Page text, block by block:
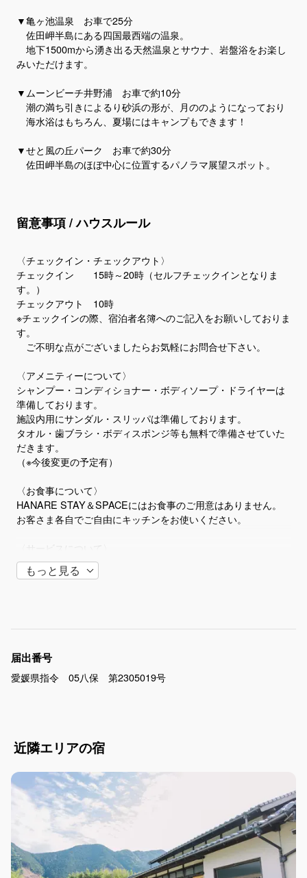
▼亀ヶ池温泉 お車で25分
佐田岬半島にある四国最西端の温泉。
地下1500mから湧き出る天然温泉とサウナ、岩盤浴をお楽し
みいただけます。
▼ムーンビーチ井野浦 お車で約10分
潮の満ち引きによるり砂浜の形が、月ののようになっており
海水浴はもちろん、夏場にはキャンプもできます！
▼せと風の丘パーク お車で約30分
留意事項 / ハウスルール
〈チェックイン・チェックアウト〉​​​​​​
チェックイン 15時～20時（セルフチェックインとなりま
す。）
チェックアウト 10時​
※チェックインの際、宿泊者名簿へのご記入をお願いしておりま
す。
ご不明な点がございましたらお気軽にお問合せ下さい。
〈アメニティーについて〉​​​​​​
​シャンプー・コンディショナー・ボディソープ・ドライヤーは
準備しております。
​施設内用にサンダル・スリッパは準備しております。
タオル・歯ブラシ・ボディスポンジ等も無料で準備させていた
だきます。
（※今後変更の予定有）​
〈お食事について〉​​​​​​
​HANARE STAY＆SPACEにはお食事のご用意はありません。
お客さま各自でご自由にキッチンをお使いください。​
〈サービスについて〉​​​​​​
​無料のWi-Fiサービスをご提供しております。
​7泊未満はシーツの交換・清掃はございません。お洗濯は洗濯乾
​スタッフは常駐しておりません。
が宿指定駐車場をご利用下さい。
テレビはございません。グループとの会話や田舎の静かな時間
とから虫が入ることがございますがご了承ください。虫退治グ
​盗難紛失等のトラブルに関しましては、当宿は一切責任を負い
もっと見る
届出番号
愛媛県指令 05八保 第2305019号
近隣エリアの宿